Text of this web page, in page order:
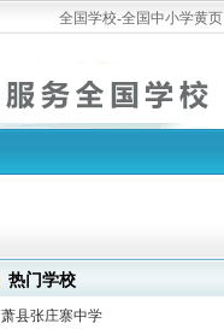
全国学校-全国中小学黄页
热门学校
萧县张庄寨中学